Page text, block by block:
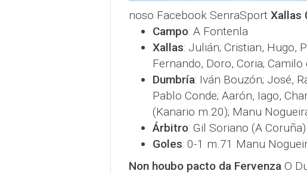
noso Facebook SenraSport Xallas
Campo: A Fontenla
Xallas: Julián; Cristian, Hugo,
Fernando, Doro, Coria; Camilo
Dumbría: Iván Bouzón; José,
Pablo Conde; Aarón, Iago,
(Kanario m.20); Manu
Árbitro: Gil Soriano (A Coruña).
Goles: 0-1 m.71 Manu
Non houbo pacto da FervenzaO